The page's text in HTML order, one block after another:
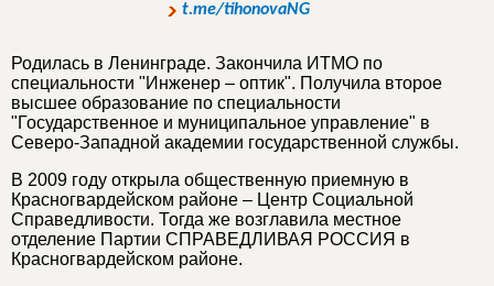
t.me/tihonovaNG
Родилась в Ленинграде. Закончила ИТМО по
специальности "Инженер – оптик". Получила второе
высшее образование по специальности
"Государственное и муниципальное управление" в
Северо-Западной академии государственной службы.
В 2009 году открыла общественную приемную в
Красногвардейском районе – Центр Социальной
Справедливости. Тогда же возглавила местное
отделение Партии СПРАВЕДЛИВАЯ РОССИЯ в
Красногвардейском районе.